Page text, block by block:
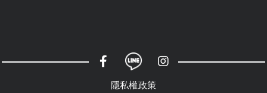
社群選單
隱私權政策